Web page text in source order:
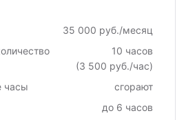
35 000 руб./месяц
10 часов
(3 500 руб./час)
часы
сгорают
до 6 часов